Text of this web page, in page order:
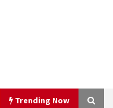
Trending Now